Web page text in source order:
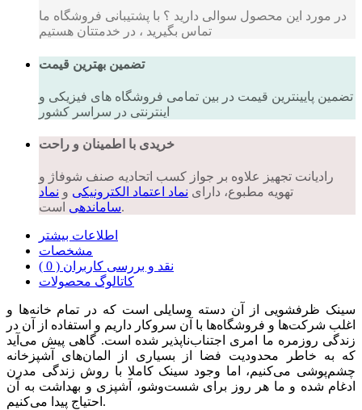
در مورد این محصول سوالی دارید ؟ با پشتیبانی فروشگاه ما
تماس بگیرید ، در خدمتتان هستیم
تضمین بهترین قیمت
تضمین پایینترین قیمت در بین تمامی فروشگاه های فیزیکی و
اینترنتی در سراسر کشور
خریدی با اطمینان و راحت
رادیانت تجهیز علاوه بر جواز کسب اتحادیه صنف شوفاژ و
تهویه مطبوع، دارای نماد اعتماد الکترونیکی و نماد
ساماندهیاست.
اطلاعات بیشتر
مشخصات
نقد و بررسی کاربران ( 0 )
کاتالوگ محصولات
سینک ظرفشویی از آن دسته وسایلی است که در تمام خانه‌ها و
اغلب شرکت‌ها و فروشگاه‌ها با آن سروکار داریم و استفاده از آن در
زندگی روزمره ما امری اجتناب‌ناپذیر شده است. گاهی پیش می‌آید
که به خاطر محدودیت فضا از بسیاری از المان‌های آشپزخانه
چشم‌پوشی می‌کنیم، اما وجود سینک کاملا با روش زندگی مدرن
ادغام شده و ما هر روز برای شست‌وشو، آشپزی و بهداشت به آن
احتیاج پیدا می‌کنیم.